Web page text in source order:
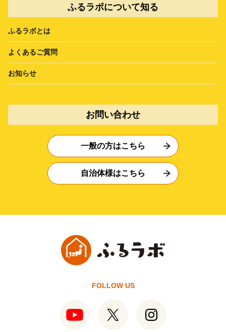
ふるラボについて知る
ふるラボとは
よくあるご質問
お知らせ
お問い合わせ
一般の方はこちら
自治体様はこちら
FOLLOW US